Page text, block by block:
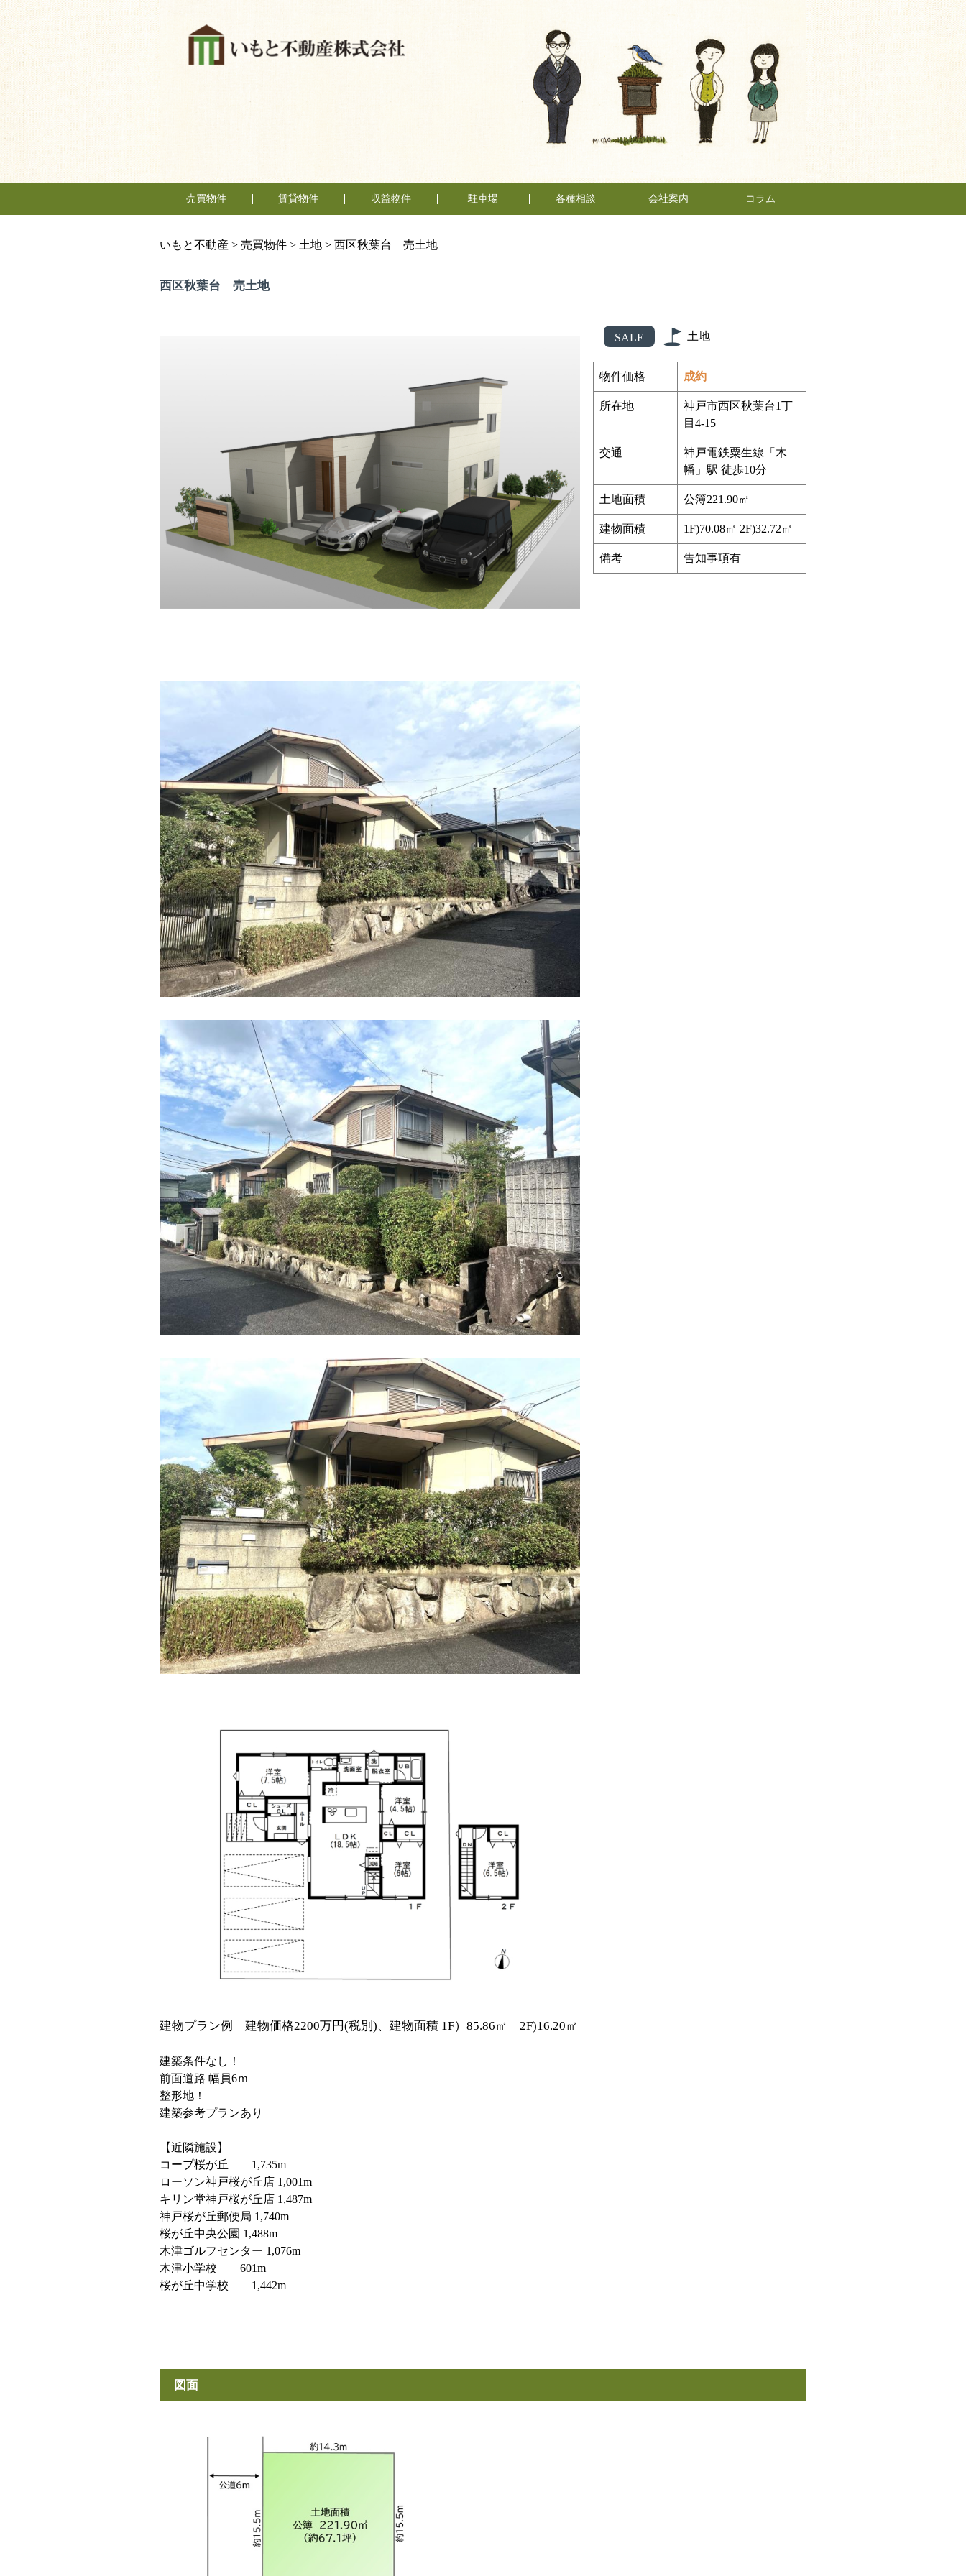
売買物件 賃貸物件
事務所
収益物件 駐車場 各種相談 会社案内 コラム
いもと不動産 > 売買物件 > 土地 > 西区秋葉台 売土地
西区秋葉台 売土地
SALE 土地
物件価格 成約
所在地
神戸市西区秋葉台1丁
目4-15
交通
神戸電鉄粟生線「木
幡」駅 徒歩10分
土地面積 公簿221.90㎡
建物面積 1F)70.08㎡ 2F)32.72㎡
備考 告知事項有
建物プラン例 建物価格2200万円(税別)、建物面積 1F）85.86㎡ 2F)16.20㎡
建築条件なし！
前面道路 幅員6ｍ
整形地！
建築参考プランあり
【近隣施設】
コープ桜が丘 1,735m
ローソン神戸桜が丘店 1,001m
キリン堂神戸桜が丘店 1,487m
神戸桜が丘郵便局 1,740m
桜が丘中央公園 1,488m
木津ゴルフセンター 1,076m
木津小学校 601m
桜が丘中学校 1,442m
図面